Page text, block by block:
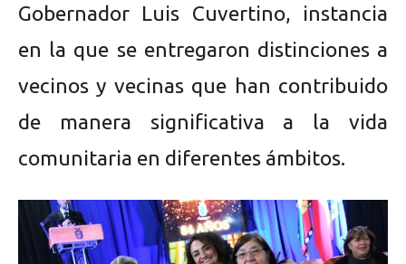
Gobernador Luis Cuvertino, instancia
en la que se entregaron distinciones a
vecinos y vecinas que han contribuido
de manera significativa a la vida
comunitaria en diferentes ámbitos.